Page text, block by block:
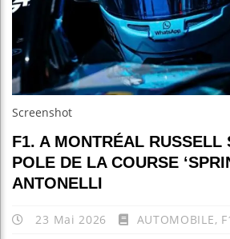
Screenshot
F1. A MONTRÉAL RUSSELL
POLE DE LA COURSE
ANTONELLI
23 Mai 2026 AUTOMOBILE,